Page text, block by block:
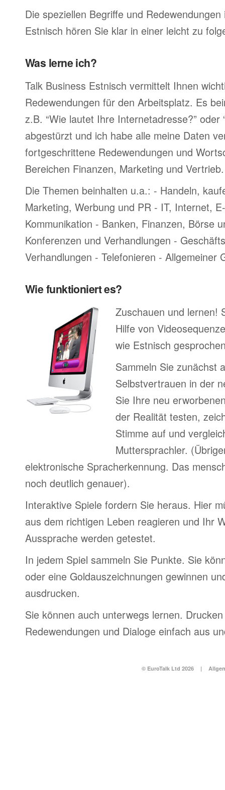
Die speziellen Begriffe und Redewendungen
Estnisch hören Sie klar in einer leicht zu
Was lerne ich?
Talk Business Estnisch vermittelt Ihnen
Redewendungen für den Arbeitsplatz. Es
z.B. “Wie lautet Ihre Internetadresse?” oder
abgestürzt und ich habe alle meine Daten
fortgeschrittene Redewendungen und
Bereichen Finanzen, Marketing und Vertrieb.
Die Themen beinhalten u.a.: - Handeln,
Marketing, Werbung und PR - IT, Internet,
Kommunikation - Banken, Finanzen, Börse
Konferenzen und Verhandlungen -
Verhandlungen - Telefonieren - Allgemeiner
Wie funktioniert es?
Zuschauen und lernen!
Hilfe von
wie Estnisch
Sammeln Sie zunächst
Selbstvertrauen in der
Sie Ihre neu
der Realität testen,
Stimme auf und
Muttersprachler.
elektronische Spracherkennung. Das
noch deutlich genauer).
Interaktive Spiele fordern Sie heraus. Hier
aus dem richtigen Leben reagieren und Ihr
Aussprache werden getestet.
In jedem Spiel sammeln Sie Punkte. Sie
oder eine Goldauszeichnungen gewinnen
ausdrucken.
Sie können auch unterwegs lernen.
Redewendungen und Dialoge einfach aus
© EuroTalk Ltd 2026 |